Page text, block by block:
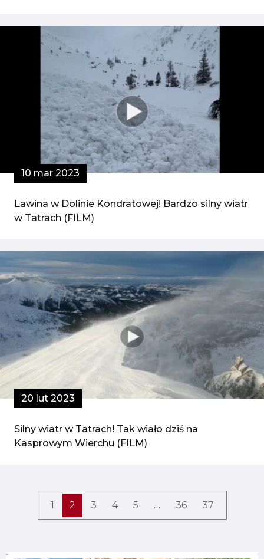
10 mar 2023
Lawina w Dolinie Kondratowej! Bardzo silny wiatr
w Tatrach (FILM)
20 lut 2023
Silny wiatr w Tatrach! Tak wiało dziś na
Kasprowym Wierchu (FILM)
1 2 3 4 5 … 36 37